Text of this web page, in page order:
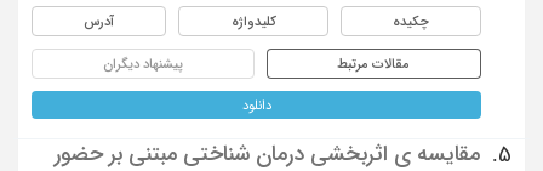
چکیده کلیدواژه آدرس
مقالات مرتبط پیشنهاد دیگران
دانلود
5.
مقایسه ی اثربخشی درمان شناختی مبتنی بر حضور